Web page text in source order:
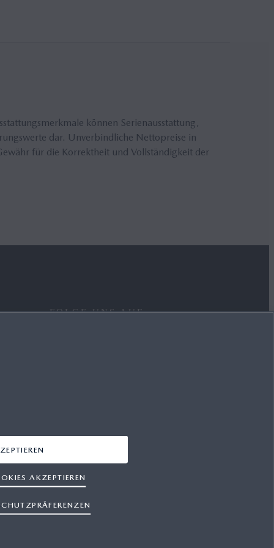
können Serienausstattung,
dar. Unverbindliche Nettopreise in
für die Korrektheit und Vollständigkeit der
FOLGE UNS AUF
AKZEPTIEREN